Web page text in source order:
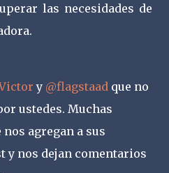
las necesidades de
y @flagstaad que no
ustedes. Muchas
agregan a sus
y nos dejan comentarios